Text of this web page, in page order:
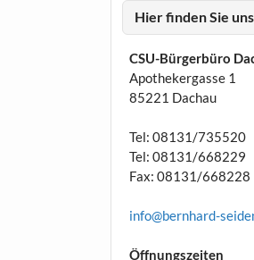
Hier finden Sie uns
CSU-Bürgerbüro
Apothekergasse 1
85221 Dachau
Tel: 08131/735520
Tel: 08131/668229
Fax: 08131/668228
info@bernhard-
Öffnungszeiten